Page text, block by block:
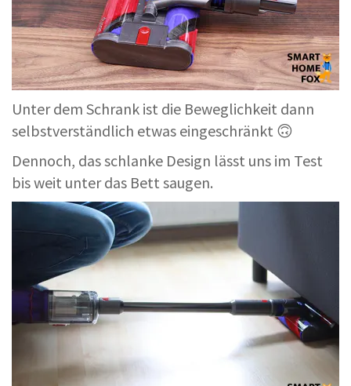
Unter dem Schrank ist die Beweglichkeit dann
selbstverständlich etwas eingeschränkt 🙃
Dennoch, das schlanke Design lässt uns im Test
bis weit unter das Bett saugen.